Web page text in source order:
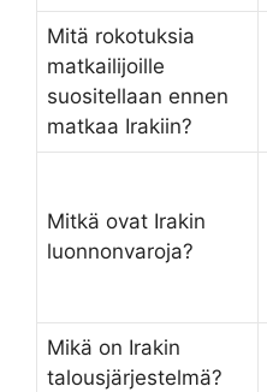
Mitä rokotuksia
matkailijoille
suositellaan ennen
matkaa Irakiin?
Mitkä ovat Irakin
luonnonvaroja?
Mikä on Irakin
talousjärjestelmä?